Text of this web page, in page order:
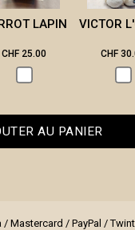
LAPIN
CHF 25.00
VICTOR
CHF
AU PANIER
/ Mastercard / PayPal /